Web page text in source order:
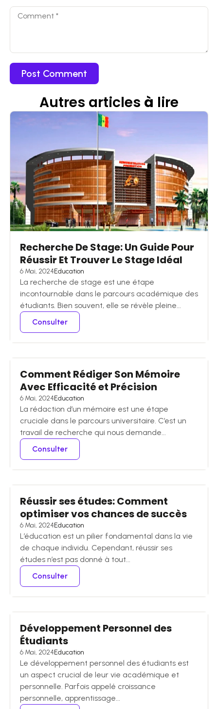
Autres articles à lire
Recherche De Stage: Un Guide Pour
Réussir Et Trouver Le Stage Idéal
6 Mai, 2024Education
La recherche de stage est une étape
incontournable dans le parcours académique des
étudiants. Bien souvent, elle se révèle pleine...
Consulter
Comment Rédiger Son Mémoire
Avec Efficacité et Précision
6 Mai, 2024Education
La rédaction d’un mémoire est une étape
cruciale dans le parcours universitaire. C’est un
travail de recherche qui nous demande...
Consulter
Réussir ses études: Comment
optimiser vos chances de succès
6 Mai, 2024Education
L’éducation est un pilier fondamental dans la vie
de chaque individu. Cependant, réussir ses
études n’est pas donné à tout...
Consulter
Développement Personnel des
Étudiants
6 Mai, 2024Education
Le développement personnel des étudiants est
un aspect crucial de leur vie académique et
personnelle. Parfois appelé croissance
personnelle, apprentissage...